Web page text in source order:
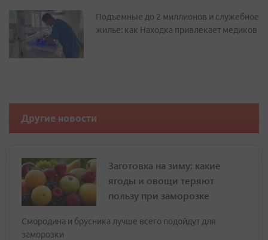
Подъемные до 2 миллионов и служебное
жилье: как Находка привлекает медиков
Другие новости
Заготовка на зиму: какие
ягоды и овощи теряют
пользу при заморозке
Смородина и брусника лучше всего подойдут для
заморозки